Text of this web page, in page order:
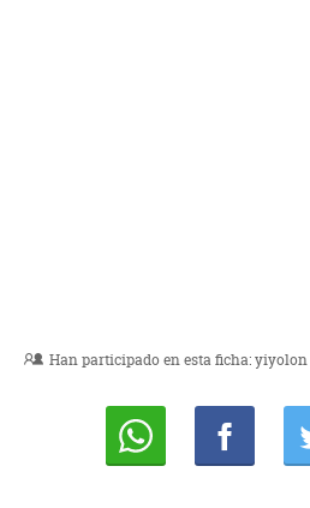
Han participado en esta ficha:yiyolon